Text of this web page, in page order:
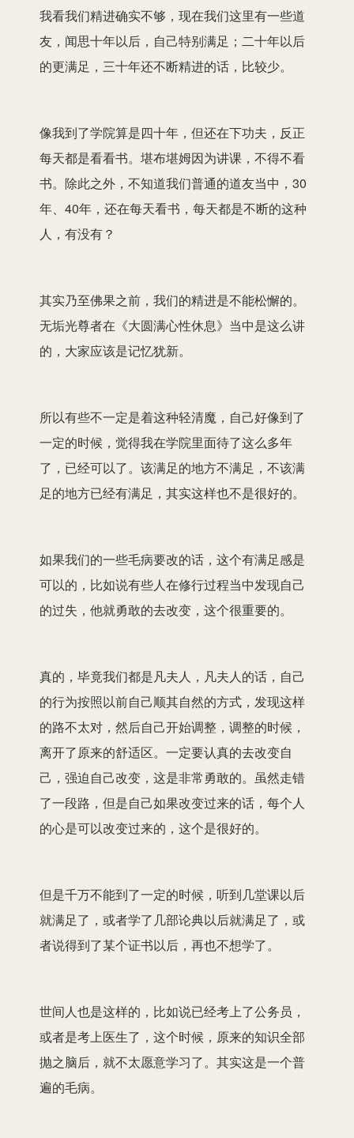
我看我们精进确实不够，现在我们这里有一些道
友，闻思十年以后，自己特别满足；二十年以后
的更满足，三十年还不断精进的话，比较少。
像我到了学院算是四十年，但还在下功夫，反正
每天都是看看书。堪布堪姆因为讲课，不得不看
书。除此之外，不知道我们普通的道友当中，30
年、40年，还在每天看书，每天都是不断的这种
人，有没有？
其实乃至佛果之前，我们的精进是不能松懈的。
无垢光尊者在《大圆满心性休息》当中是这么讲
的，大家应该是记忆犹新。
所以有些不一定是着这种轻清魔，自己好像到了
一定的时候，觉得我在学院里面待了这么多年
了，已经可以了。该满足的地方不满足，不该满
足的地方已经有满足，其实这样也不是很好的。
如果我们的一些毛病要改的话，这个有满足感是
可以的，比如说有些人在修行过程当中发现自己
的过失，他就勇敢的去改变，这个很重要的。
真的，毕竟我们都是凡夫人，凡夫人的话，自己
的行为按照以前自己顺其自然的方式，发现这样
的路不太对，然后自己开始调整，调整的时候，
离开了原来的舒适区。一定要认真的去改变自
己，强迫自己改变，这是非常勇敢的。虽然走错
了一段路，但是自己如果改变过来的话，每个人
的心是可以改变过来的，这个是很好的。
但是千万不能到了一定的时候，听到几堂课以后
就满足了，或者学了几部论典以后就满足了，或
者说得到了某个证书以后，再也不想学了。
世间人也是这样的，比如说已经考上了公务员，
或者是考上医生了，这个时候，原来的知识全部
抛之脑后，就不太愿意学习了。其实这是一个普
遍的毛病。